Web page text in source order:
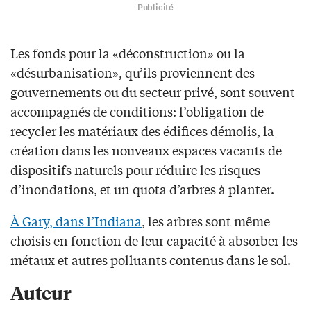
Publicité
Les fonds pour la «déconstruction» ou la
«désurbanisation», qu’ils proviennent des
gouvernements ou du secteur privé, sont souvent
accompagnés de conditions: l’obligation de
recycler les matériaux des édifices démolis, la
création dans les nouveaux espaces vacants de
dispositifs naturels pour réduire les risques
d’inondations, et un quota d’arbres à planter.
À Gary, dans l’Indiana, les arbres sont même
choisis en fonction de leur capacité à absorber les
métaux et autres polluants contenus dans le sol.
Auteur